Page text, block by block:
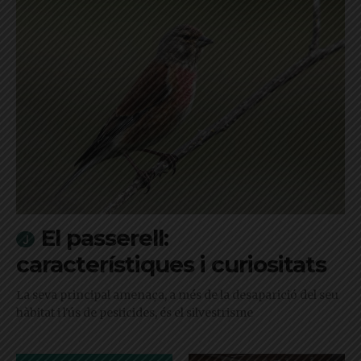
El passerell:
característiques i curiositats
La seva principal amenaça, a més de la desaparició del seu
hàbitat i l'ús de pesticides, és el silvestrisme